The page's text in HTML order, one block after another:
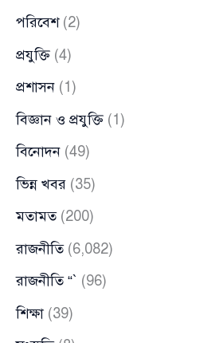
পরিবেশ(2)
প্রযুক্তি (4)
প্রশাসন (1)
বিজ্ঞান ও প্রযুক্তি (1)
বিনোদন (49)
ভিন্ন খবর (35)
মতামত(200)
রাজনীতি(6,082)
রাজনীতি “` (96)
শিক্ষা (39)